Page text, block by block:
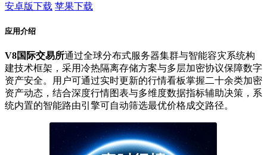
安卓版下载 苹果下载
应用介绍
V8国际交易所通过全球分布式服务器集群与智能容灾系统构
建技术框架，采用冷热隔离存储方案与多层加密协议保障数字
资产安全。用户可通过实时更新的行情看板掌握二十余类加密
资产动态，结合深度行情图表与多维度数据指标辅助决策，系
统内置的智能路由引擎可自动筛选最优价格成交路径。